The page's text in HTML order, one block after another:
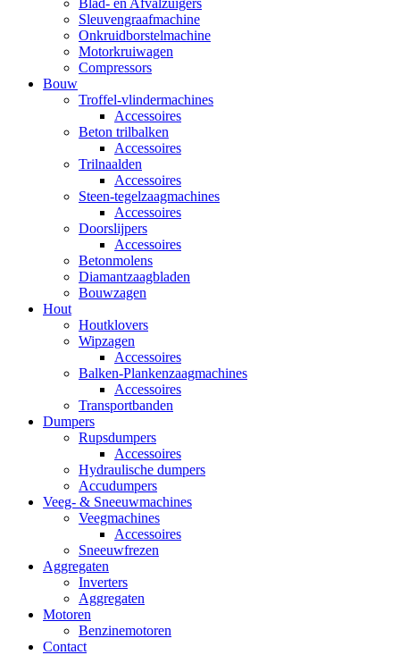
Sleuvengraafmachine
Onkruidborstelmachine
Motorkruiwagen
Compressors
Bouw
Troffel-vlindermachines
Accessoires
Beton trilbalken
Accessoires
Trilnaalden
Accessoires
Steen-tegelzaagmachines
Accessoires
Doorslijpers
Accessoires
Betonmolens
Diamantzaagbladen
Bouwzagen
Hout
Houtklovers
Wipzagen
Accessoires
Balken-Plankenzaagmachines
Accessoires
Transportbanden
Dumpers
Rupsdumpers
Accessoires
Hydraulische dumpers
Accudumpers
Veeg- & Sneeuwmachines
Veegmachines
Accessoires
Sneeuwfrezen
Aggregaten
Inverters
Aggregaten
Motoren
Benzinemotoren
Contact